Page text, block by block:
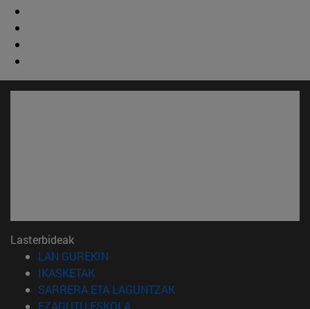
Lasterbideak
LAN GUREKIN
IKASKETAK(Beste leiho batean irekiko da)
SARRERA ETA LAGUNTZAK(Beste leiho batean irekiko
EZAGUTU ESKOLA(Beste leiho batean irekiko da)